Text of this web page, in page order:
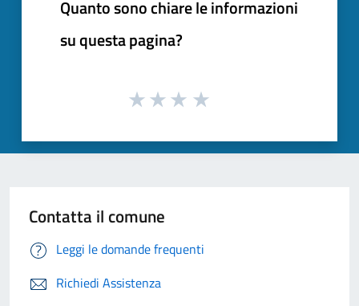
Quanto sono chiare le informazioni
su questa pagina?
Contatta il comune
Leggi le domande frequenti
Richiedi Assistenza